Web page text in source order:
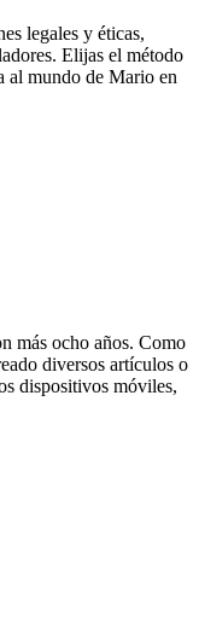
legales y éticas,
Elijas el método
al mundo de Mario en
más ocho años. Como
diversos artículos o
dispositivos móviles,